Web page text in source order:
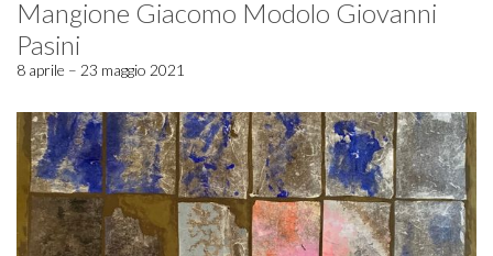
Mangione Giacomo Modolo Giovanni
Pasini
8 aprile – 23 maggio 2021